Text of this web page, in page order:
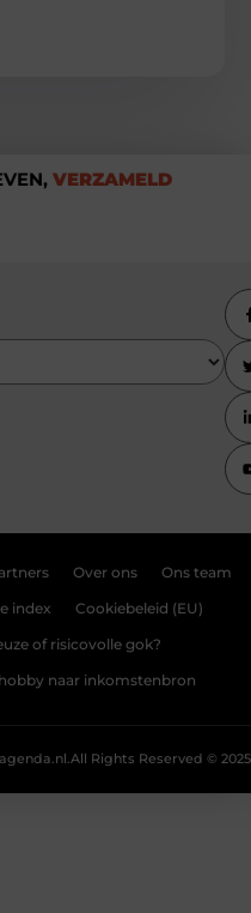
VERZAMELD
Over ons Ons team
index Cookiebeleid (EU)
of risicovolle gok?
naar inkomstenbron
All Rights Reserved © 2025